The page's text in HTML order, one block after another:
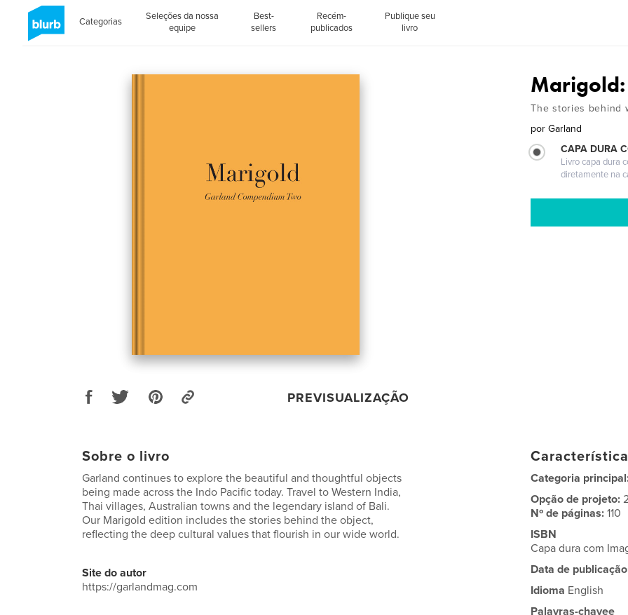
Categorias
Seleções da nossa
equipe
Best-
sellers
Recém-
publicados
Publique seu
livro
PREVISUALIZAÇÃO
Marigold:
The stories behind
por Garland
CAPA DURA
Livro capa dura
diretamente na
Sobre o livro
Garland continues to explore the beautiful and thoughtful objects
being made across the Indo Pacific today. Travel to Western India,
Thai villages, Australian towns and the legendary island of Bali.
Our Marigold edition includes the stories behind the object,
reflecting the deep cultural values that flourish in our wide world.
Site do autor
https://garlandmag.com
Categoria
Opção de projeto:
Nº de páginas:110
ISBN
Capa dura com
Data de
Idioma English
Palavras-chavee